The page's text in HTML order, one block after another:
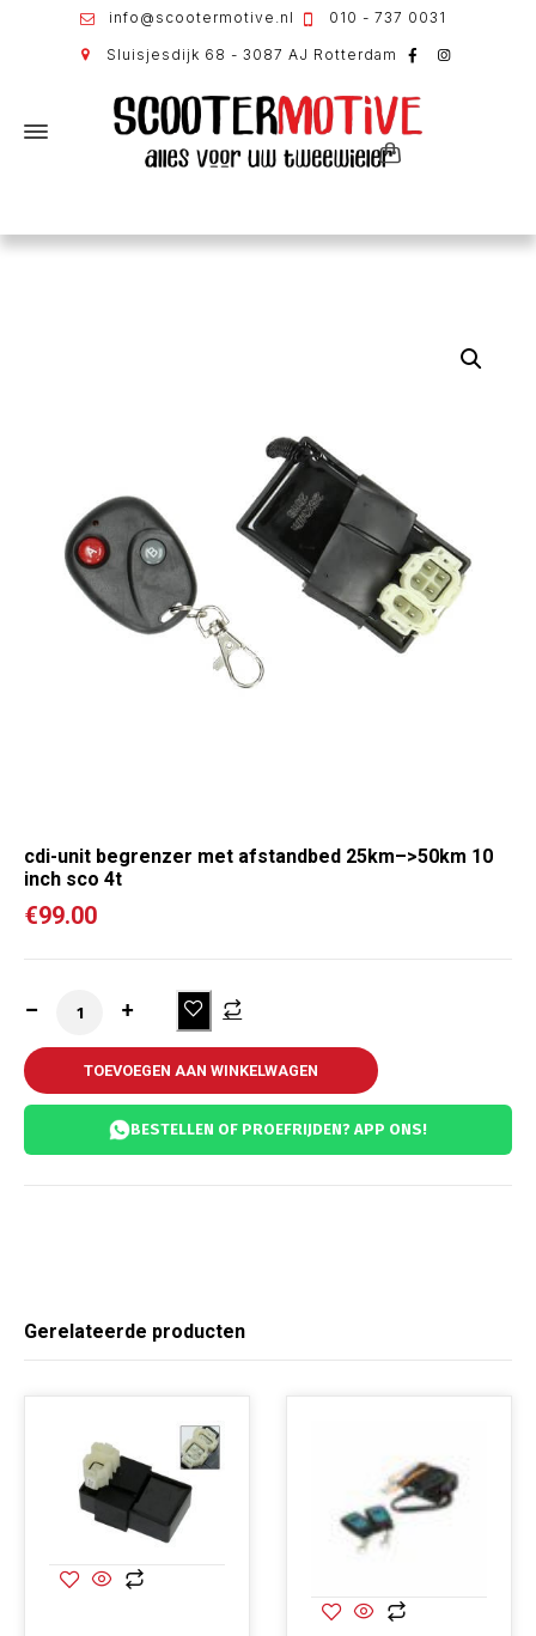
info@scootermotive.nl 010 - 737 0031
Sluisjesdijk 68 - 3087 AJ Rotterdam
cdi-unit begrenzer met afstandbed 25km–>50km 10
inch sco 4t
€99.00
TOEVOEGEN AAN WINKELWAGEN
BESTELLEN OF PROEFRIJDEN? APP ONS!
Gerelateerde producten